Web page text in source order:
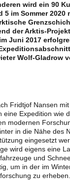
wird ein 90
im Sommer 2020
der Arktis-
Juni 2017
Wolf-Gladrow
Fridtjof Nansen
eine Expedition wie
modernen
in die Nähe des
eingesetzt
wird eigens eine
und
um in der im
zu